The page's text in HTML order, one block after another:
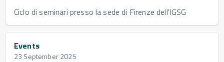
Ciclo di seminari presso la sede di Firenze dell'IGSG
Events
23 September 2025